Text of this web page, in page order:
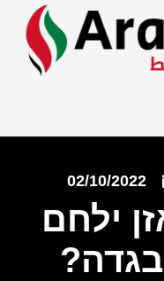
02/10/2022
ילחם